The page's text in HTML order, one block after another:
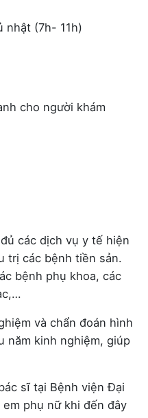
nhật (7h- 11h)
cho người khám
các dịch vụ y tế hiện
trị các bệnh tiền sản.
bệnh phụ khoa, các
và chẩn đoán hình
năm kinh nghiệm, giúp
sĩ tại Bệnh viện Đại
phụ nữ khi đến đây